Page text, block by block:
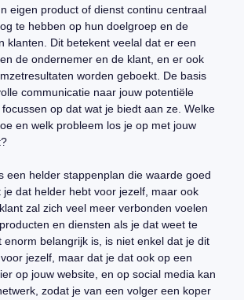
eigen product of dienst continu centraal
te hebben op hun doelgroep en de
klanten. Dit betekent veelal dat er een
de ondernemer en de klant, en er ook
worden geboekt. De basis
communicatie naar jouw potentiële
op dat wat je biedt aan ze. Welke
en welk probleem los je op met jouw
een helder stappenplan die waarde goed
je dat helder hebt voor jezelf, maar ook
zal zich veel meer verbonden voelen
en diensten als je dat weet te
enorm belangrijk is, is niet enkel dat je dit
jezelf, maar dat je dat ook op een
op jouw website, en op social media kan
zodat je van een volger een koper